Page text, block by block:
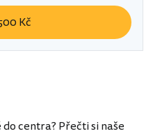
Kč
centra? Přečti si naše